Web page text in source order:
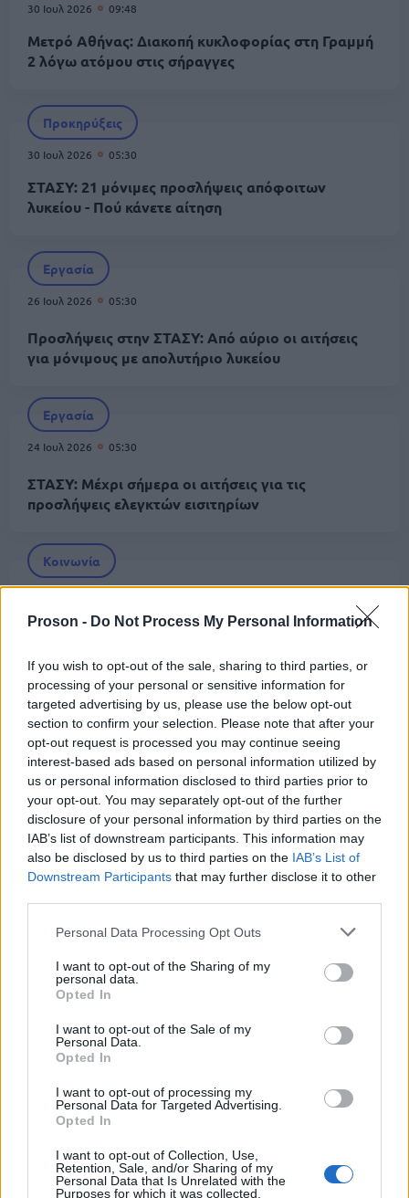
Proson - Do Not Process My Personal Information
If you wish to opt-out of the sale, sharing to third parties, or
processing of your personal or sensitive information for
targeted advertising by us, please use the below opt-out
section to confirm your selection. Please note that after your
opt-out request is processed you may continue seeing
interest-based ads based on personal information utilized by
us or personal information disclosed to third parties prior to
your opt-out. You may separately opt-out of the further
disclosure of your personal information by third parties on the
IAB’s list of downstream participants. This information may
also be disclosed by us to third parties on the IAB’s List of
Downstream Participants that may further disclose it to other
Please note that this website/app uses one or more Google
not limited to your visit or usage behaviour. You may click to
grant or deny consent to Google and its third-party tags to
use your data for below specified purposes in below Google
consent section.
Personal Data Processing Opt Outs
I want to opt-out of the Sharing of my
personal data.
Opted In
I want to opt-out of the Sale of my
Personal Data.
Opted In
I want to opt-out of processing my
Personal Data for Targeted Advertising.
Opted In
I want to opt-out of Collection, Use,
Retention, Sale, and/or Sharing of my
Personal Data that Is Unrelated with the
Purposes for which it was collected.
30 Ιουλ 2026 09:48
Μετρό Αθήνας: Διακοπή κυκλοφορίας στη Γραμμή
2 λόγω ατόμου στις σήραγγες
Προκηρύξεις
30 Ιουλ 2026 05:30
ΣΤΑΣΥ: 21 μόνιμες προσλήψεις απόφοιτων
λυκείου - Πού κάνετε αίτηση
Εργασία
26 Ιουλ 2026 05:30
Προσλήψεις στην ΣΤΑΣΥ: Από αύριο οι αιτήσεις
για μόνιμους με απολυτήριο λυκείου
Εργασία
24 Ιουλ 2026 05:30
ΣΤΑΣΥ: Μέχρι σήμερα οι αιτήσεις για τις
προσλήψεις ελεγκτών εισιτηρίων
Κοινωνία
23 Ιουλ 2026 11:51
Τέλος εποχής για τα τρόλεϊ στην Αθήνα -
Κοινωνία
23 Ιουλ 2026 08:04
Μετρό Αθήνας: Τρεις νέοι σταθμοί προς το Ίλιον –
Πώς θα αλλάξουν οι μετακινήσεις στα δυτικά
προάστια
Κοινωνία
Μετρό: Οι πρώτοι συρμοί αναβαθμίζονται -
20 Ιουλ 2026 16:43
νωρίτερα - Μέχρι πότε
Προκηρύξεις
20 Ιουλ 2026 15:47